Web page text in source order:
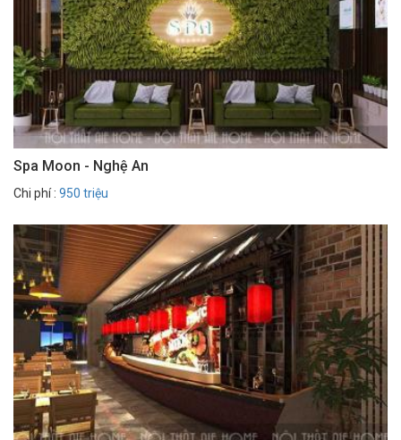
Spa Moon - Nghệ An
Chi phí : 950 triệu